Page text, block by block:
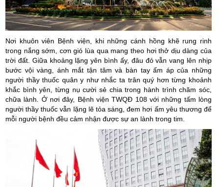
Nơi khuôn viên Bệnh viện, khi những cánh hồng khẽ rung rinh
trong nắng sớm, cơn gió lùa qua mang theo hơi thở dịu dàng của
trời đất. Giữa khoảng lặng yên bình ấy, đâu đó vẫn vang lên nhịp
bước vội vàng, ánh mắt tận tâm và bàn tay ấm áp của những
người thầy thuốc quân y như nhắc ta trân quý hơn từng khoảnh
khắc bình yên, từng nụ cười sẻ chia trong hành trình chăm sóc,
chữa lành. Ở nơi đây, Bệnh viện TWQĐ 108 với những tấm lòng
người thầy thuốc vẫn lặng lẽ tỏa sáng, đem hơi ấm yêu thương để
mỗi người bệnh đều cảm nhận được sự an lành trong tim.